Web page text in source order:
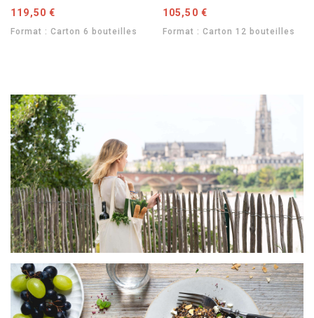
119,50 €
Format : Carton 6 bouteilles
105,50 €
Format : Carton 12 bouteilles